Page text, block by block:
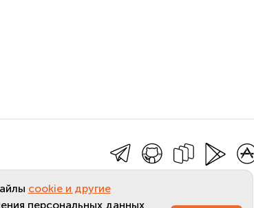
cookie и другие
персональных данных